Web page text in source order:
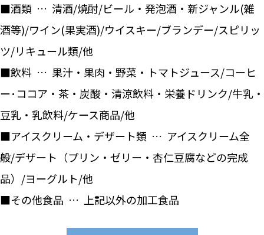
■酒類 … 清酒/焼酎/ビール・発泡酒・新ジャンル(雑
酒等)/ワイン(果実酒)/ウイスキー/ブランデー/スピリッ
ツ/リキュール類/他
■飲料 … 果汁・果肉・野菜・トマトジュース/コーヒ
ー･ココア・茶・炭酸・清涼飲料・栄養ドリンク/牛乳・
豆乳・乳飲料/ケース商品/他
■アイスクリーム・デザート類 … アイスクリーム全
般/デザート（プリン・ゼリー・杏仁豆腐などの完成
品）/ヨーグルト/他
■その他食品 … 上記以外の加工食品